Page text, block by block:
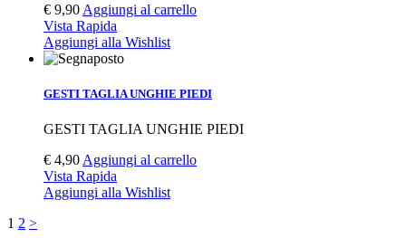
€ 9,90 Aggiungi al carrello
Vista Rapida
Aggiungi alla Wishlist
GESTI TAGLIA UNGHIE PIEDI
GESTI TAGLIA UNGHIE PIEDI
€ 4,90 Aggiungi al carrello
Vista Rapida
Aggiungi alla Wishlist
1 2 >